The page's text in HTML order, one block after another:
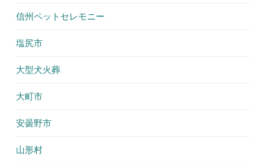
信州ペットセレモニー
塩尻市
大型犬火葬
大町市
安曇野市
山形村